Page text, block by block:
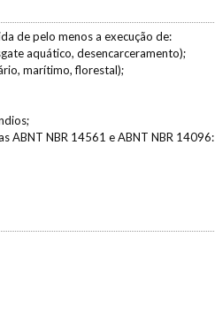
de pelo menos a execução de:
aquático, desencarceramento);
marítimo, florestal);
ABNT NBR 14561 e ABNT NBR 14096: